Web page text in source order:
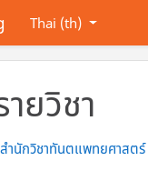
Thai ‎(th)‎
ยวิชา
สำนักวิชาทันตแพทยศาสต